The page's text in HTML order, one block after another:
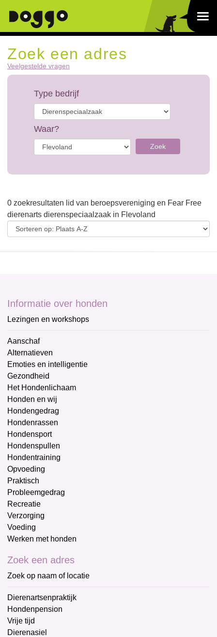
Zoek een adres
Veelgestelde vragen
Type bedrijf
Waar?
Zoek
0 zoekresultaten lid van beroepsvereniging en Fear Free
dierenarts dierenspeciaalzaak in Flevoland
Informatie over honden
Lezingen en workshops
Aanschaf
Alternatieven
Emoties en intelligentie
Gezondheid
Het Hondenlichaam
Honden en wij
Hondengedrag
Hondenrassen
Hondensport
Hondenspullen
Hondentraining
Opvoeding
Praktisch
Probleemgedrag
Recreatie
Verzorging
Voeding
Werken met honden
Zoek een adres
Zoek op naam of locatie
Dierenartsenpraktijk
Hondenpension
Vrije tijd
Dierenasiel